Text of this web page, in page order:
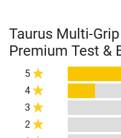
Taurus Multi-
Premium Test &
5
4
3
2